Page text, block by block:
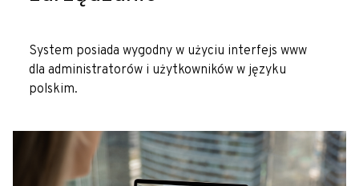
System posiada wygodny w użyciu interfejs www
dla administratorów i użytkowników w języku
polskim.